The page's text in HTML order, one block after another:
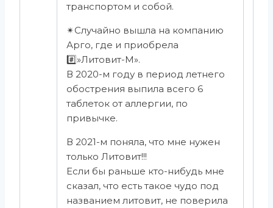
транспортом и собой.
✴Случайно вышла на компанию
Арго, где и приобрела
#️⃣»Литовит-М».
В 2020-м году в период летнего
обострения выпила всего 6
таблеток от аллергии, по
привычке.
В 2021-м поняла, что мне нужен
только Литовит!!!
Если бы раньше кто-нибудь мне
сказал, что есть такое чудо под
названием литовит, не поверила